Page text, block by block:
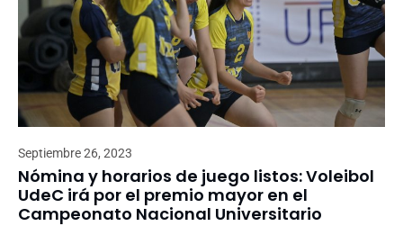
Septiembre 26, 2023
Nómina y horarios de juego listos: Voleibol
UdeC irá por el premio mayor en el
Campeonato Nacional Universitario